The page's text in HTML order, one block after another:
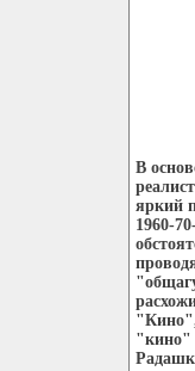
В
яркий
1960-
"Кино",
"кино"